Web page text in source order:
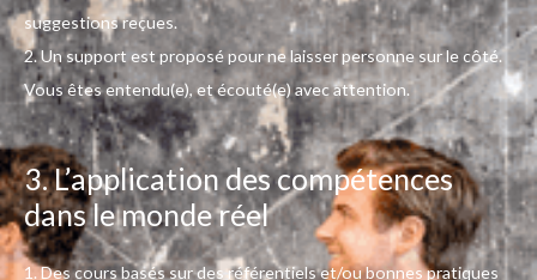
suggestions reçues.
2.Un support est proposé pour ne laisser personne sur le côté.
Vous êtes entendu(e), et écouté(e) avec attention.
3. L’application des compétences
dans le monde réel
1. Des cours basés sur des référentiels et/ou bonnes pratiques